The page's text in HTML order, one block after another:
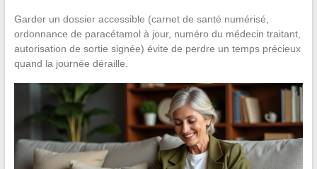
Garder un dossier accessible (carnet de santé numérisé,
ordonnance de paracétamol à jour, numéro du médecin traitant,
autorisation de sortie signée) évite de perdre un temps précieux
quand la journée déraille.